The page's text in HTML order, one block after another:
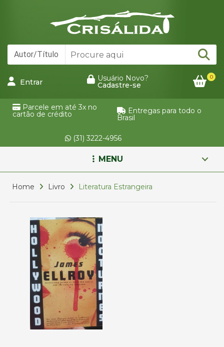
Entrar Usuário Novo?
Cadastre-se
0
Parcele em até 3x no
cartão de crédito Entregas para todo o
Brasil
(31) 3222-4956
MENU
Home Livro Literatura Estrangeira